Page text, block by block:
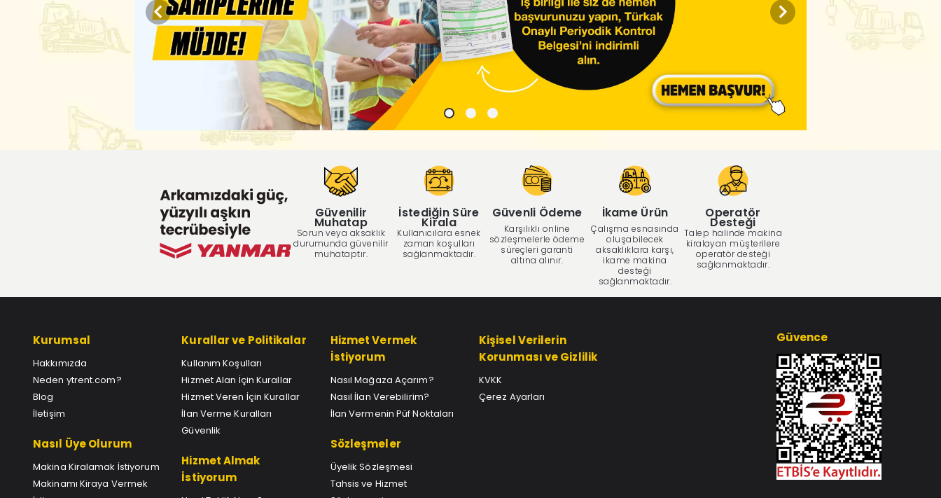
Güvenilir
Muhatap
Sorun veya aksaklık
durumunda güvenilir
muhataptır.
İstediğin Süre
Kirala
Kullanıcılara esnek
zaman koşulları
sağlanmaktadır.
Güvenli Ödeme
Karşılıklı online
sözleşmelerle ödeme
süreçleri garanti
altına alınır.
İkame Ürün
Çalışma esnasında
oluşabilecek
aksaklıklara karşı,
ikame makina
desteği
sağlanmaktadır.
Operatör
Desteği
Talep halinde makina
kiralayan müşterilere
operatör desteği
sağlanmaktadır.
Kurumsal
Hakkımızda
Neden ytrent.com?
Blog
İletişim
Nasıl Üye Olurum
Makina Kiralamak İstiyorum
Makinamı Kiraya Vermek
Kurallar ve Politikalar
Kullanım Koşulları
Hizmet Alan İçin Kurallar
Hizmet Veren İçin Kurallar
İlan Verme Kuralları
Güvenlik
Hizmet Almak
İstiyorum
Hizmet Vermek
İstiyorum
Nasıl Mağaza Açarım?
Nasıl İlan Verebilirim?
İlan Vermenin Püf Noktaları
Sözleşmeler
Üyelik Sözleşmesi
Tahsis ve Hizmet
Kişisel Verilerin
Korunması ve Gizlilik
KVKK
Çerez Ayarları
Güvence